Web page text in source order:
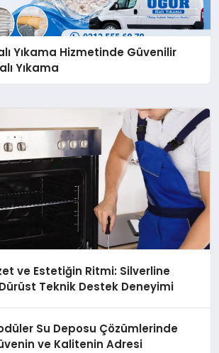
Yıkama Hizmetinde Güvenilir
Yıkama
ve Estetiğin Ritmi: Silverline
Teknik Destek Deneyimi
Su Deposu Çözümlerinde
ve Kalitenin Adresi